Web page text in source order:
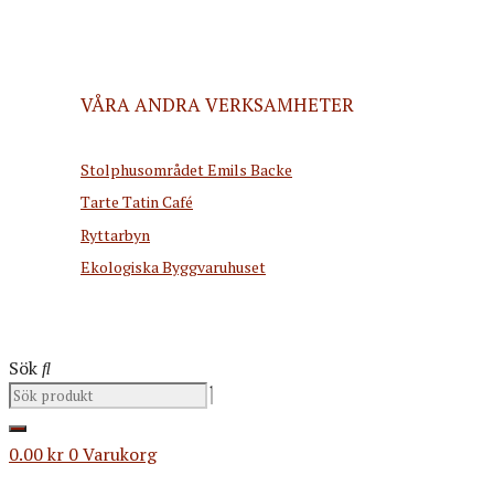
VÅRA ANDRA VERKSAMHETER
Stolphusområdet Emils Backe
Tarte Tatin Café
Ryttarbyn
Ekologiska Byggvaruhuset
Sök
0.00kr 0Varukorg